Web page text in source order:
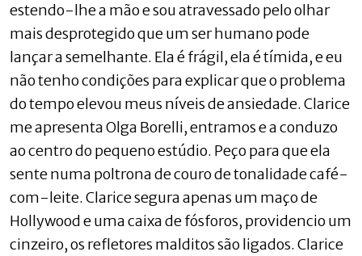
estendo-lhe a mão e sou atravessado pelo olhar
mais desprotegido que um ser humano pode
lançar a semelhante. Ela é frágil, ela é tímida, e eu
não tenho condições para explicar que o problema
do tempo elevou meus níveis de ansiedade. Clarice
me apresenta Olga Borelli, entramos e a conduzo
ao centro do pequeno estúdio. Peço para que ela
sente numa poltrona de couro de tonalidade café-
com-leite. Clarice segura apenas um maço de
Hollywood e uma caixa de fósforos, providencio um
cinzeiro, os refletores malditos são ligados. Clarice